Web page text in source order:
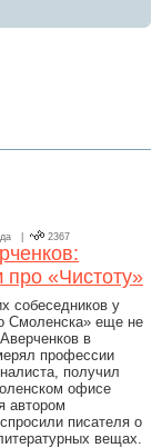
| 2367
про «Чистоту»
собеседников у
Смоленска» еще не
в
профессии
получил
офисе
автором
писателя о
вещах.